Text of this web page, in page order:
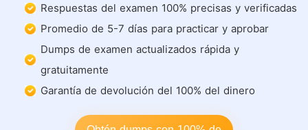
Respuestas del examen 100% precisas y verificadas
Promedio de 5-7 días para practicar y aprobar
Dumps de examen actualizados rápida y
gratuitamente
Garantía de devolución del 100% del dinero